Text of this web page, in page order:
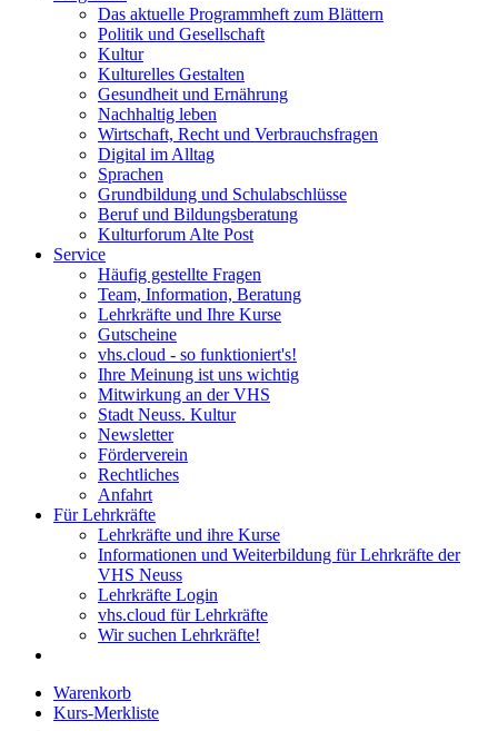
Das aktuelle Programmheft zum Blättern
Politik und Gesellschaft
Kultur
Kulturelles Gestalten
Gesundheit und Ernährung
Nachhaltig leben
Wirtschaft, Recht und Verbrauchsfragen
Digital im Alltag
Sprachen
Grundbildung und Schulabschlüsse
Beruf und Bildungsberatung
Kulturforum Alte Post
Service
Häufig gestellte Fragen
Team, Information, Beratung
Lehrkräfte und Ihre Kurse
Gutscheine
vhs.cloud - so funktioniert's!
Ihre Meinung ist uns wichtig
Mitwirkung an der VHS
Stadt Neuss. Kultur
Newsletter
Förderverein
Rechtliches
Anfahrt
Für Lehrkräfte
Lehrkräfte und ihre Kurse
Informationen und Weiterbildung für Lehrkräfte der
VHS Neuss
Lehrkräfte Login
vhs.cloud für Lehrkräfte
Wir suchen Lehrkräfte!
Warenkorb
Kurs-Merkliste